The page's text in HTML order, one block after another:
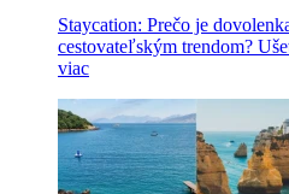
Staycation: Prečo je
cestovateľským trendom?
viac